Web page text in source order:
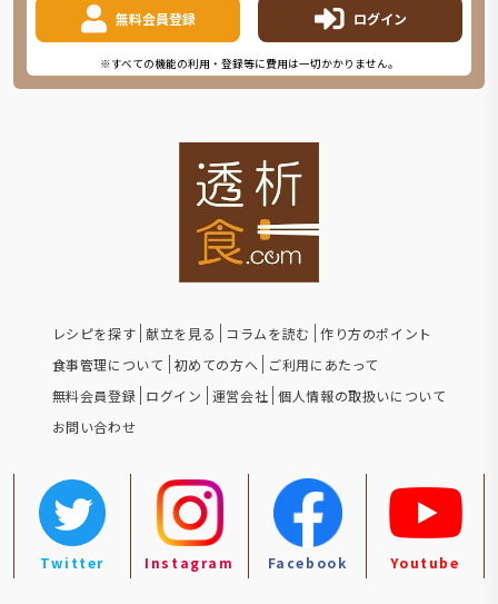
無料会員登録 ログイン
※すべての機能の利用・登録等に費用は一切かかりません。
レシピを探す 献立を見る コラムを読む
作り方のポイント
食事管理について
初めての方へ
ご利用にあたって
無料会員登録 ログイン 運営会社 個人情報の取扱いについて
お問い合わせ
Twitter Instagram Facebook Youtube